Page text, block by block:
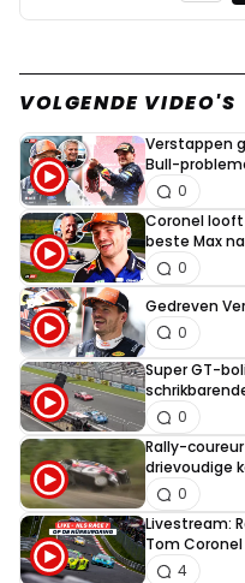
VOLGENDE VIDEO'S
Verstappen
Bull-
0
Coronel
beste Max
0
Gedreven
0
Super GT-
0
Rally-
drievoudige
0
Livestream:
Tom Coronel
4